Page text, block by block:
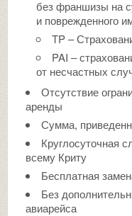
без франшизы на
и поврежденного
TP –
PAI –
от несчастных
Отсутствие
аренды
Сумма,
Круглосуточная
всему Криту
Бесплатная
Без
авиарейса